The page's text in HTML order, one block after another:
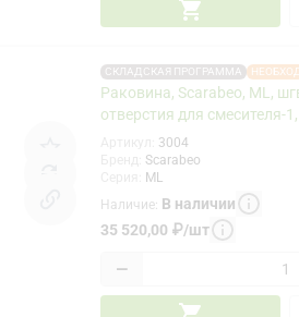
СКЛАДСКАЯ ПРОГРАММА
Раковина, Scarabeo, ML,
отверстия для смесителя-
3004
Scarabeo
ML
Наличие: В наличии
35 520,00 ₽/шт
−